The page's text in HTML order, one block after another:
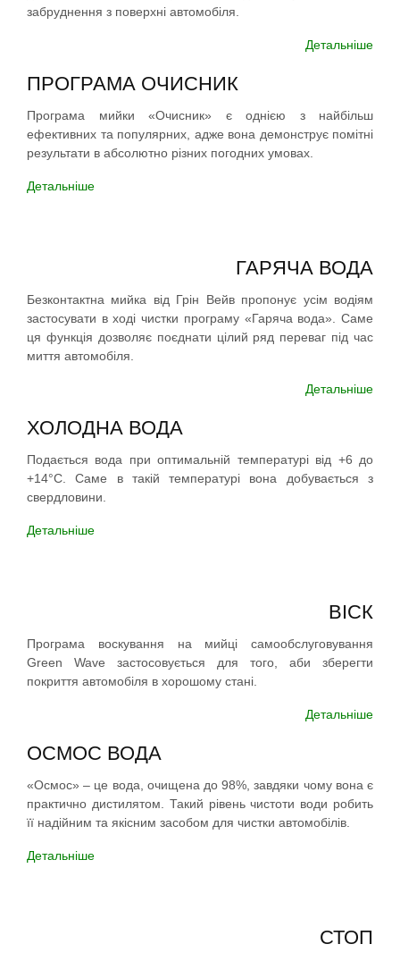
забруднення з поверхні автомобіля.
Детальніше
ПРОГРАМА ОЧИСНИК
Програма мийки «Очисник» є однією з найбільш
ефективних та популярних, адже вона демонструє помітні
результати в абсолютно різних погодних умовах.
Детальніше
ГАРЯЧА ВОДА
Безконтактна мийка від Грін Вейв пропонує усім водіям
застосувати в ході чистки програму «Гаряча вода». Саме
ця функція дозволяє поєднати цілий ряд переваг під час
миття автомобіля.
Детальніше
ХОЛОДНА ВОДА
Подається вода при оптимальній температурі від +6 до
+14°С. Саме в такій температурі вона добувається з
свердловини.
Детальніше
ВІСК
Програма воскування на мийці самообслуговування
Green Wave застосовується для того, аби зберегти
покриття автомобіля в хорошому стані.
Детальніше
ОСМОС ВОДА
«Осмос» – це вода, очищена до 98%, завдяки чому вона є
практично дистилятом. Такий рівень чистоти води робить
її надійним та якісним засобом для чистки автомобілів.
Детальніше
СТОП